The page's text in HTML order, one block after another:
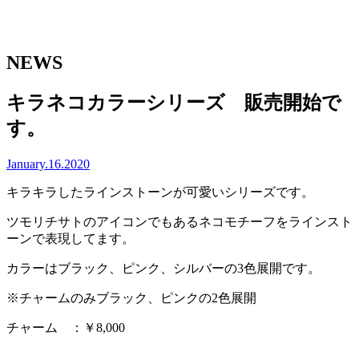
NEWS
キラネコカラーシリーズ 販売開始で
す。
January.16.2020
キラキラしたラインストーンが可愛いシリーズです。
ツモリチサトのアイコンでもあるネコモチーフをラインスト
ーンで表現してます。
カラーはブラック、ピンク、シルバーの3色展開です。
※チャームのみブラック、ピンクの2色展開
チャーム ：￥8,000